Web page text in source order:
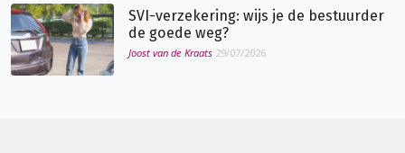
SVI-verzekering: wijs je de bestuurder
de goede weg?
Joost van de Kraats 29/07/2026